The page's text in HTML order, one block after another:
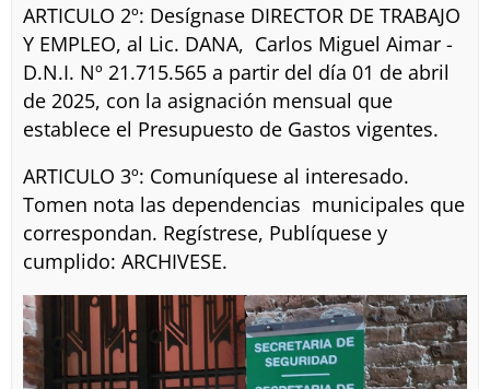
ARTICULO 2º: Desígnase DIRECTOR DE TRABAJO
Y EMPLEO, al Lic. DANA, Carlos Miguel Aimar -
D.N.I. Nº 21.715.565 a partir del día 01 de abril
de 2025, con la asignación mensual que
establece el Presupuesto de Gastos vigentes.
ARTICULO 3º: Comuníquese al interesado.
Tomen nota las dependencias municipales que
correspondan. Regístrese, Publíquese y
cumplido: ARCHIVESE.